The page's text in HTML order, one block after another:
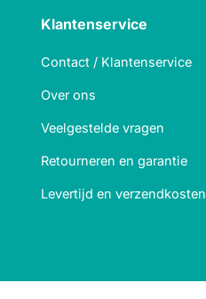
Klantenservice
Contact / Klantenservice
Over ons
Veelgestelde vragen
Retourneren en garantie
Levertijd en verzendkosten